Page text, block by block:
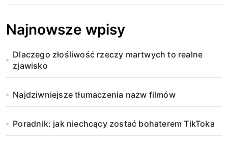
Najnowsze wpisy
Dlaczego złośliwość rzeczy martwych to realne
zjawisko
Najdziwniejsze tłumaczenia nazw filmów
Poradnik: jak niechcący zostać bohaterem TikToka